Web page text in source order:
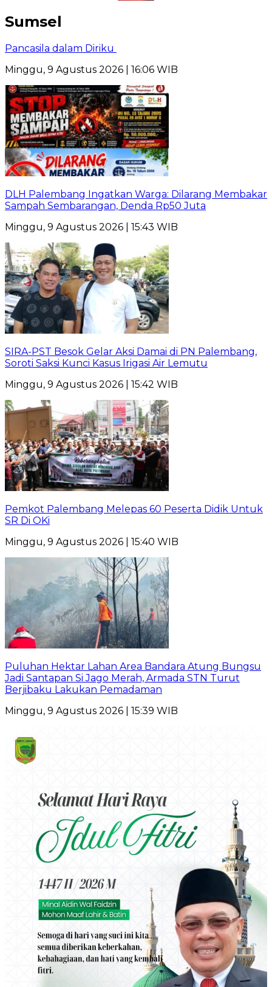
Sumsel
Pancasila dalam Diriku
Minggu, 9 Agustus 2026 | 16:06 WIB
DLH Palembang Ingatkan Warga: Dilarang Membakar
Sampah Sembarangan, Denda Rp50 Juta
Minggu, 9 Agustus 2026 | 15:43 WIB
SIRA-PST Besok Gelar Aksi Damai di PN Palembang,
Soroti Saksi Kunci Kasus Irigasi Air Lemutu
Minggu, 9 Agustus 2026 | 15:42 WIB
Pemkot Palembang Melepas 60 Peserta Didik Untuk
SR Di OKi
Minggu, 9 Agustus 2026 | 15:40 WIB
Puluhan Hektar Lahan Area Bandara Atung Bungsu
Jadi Santapan Si Jago Merah, Armada STN Turut
Berjibaku Lakukan Pemadaman
Minggu, 9 Agustus 2026 | 15:39 WIB